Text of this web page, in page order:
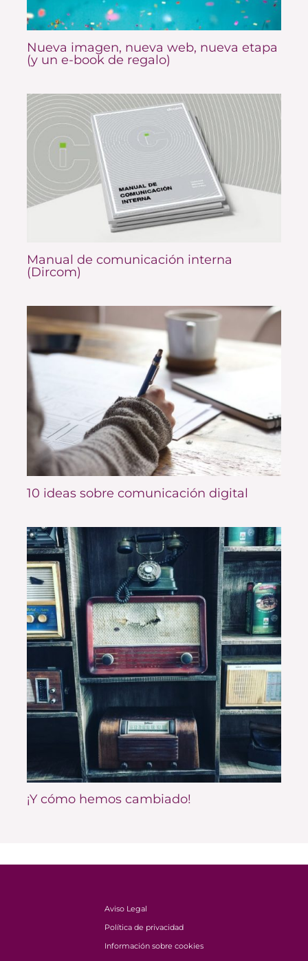
Nueva imagen, nueva web, nueva etapa
(y un e-book de regalo)
Manual de comunicación interna
(Dircom)
10 ideas sobre comunicación digital
¡Y cómo hemos cambiado!
Aviso Legal
Política de privacidad
Información sobre cookies